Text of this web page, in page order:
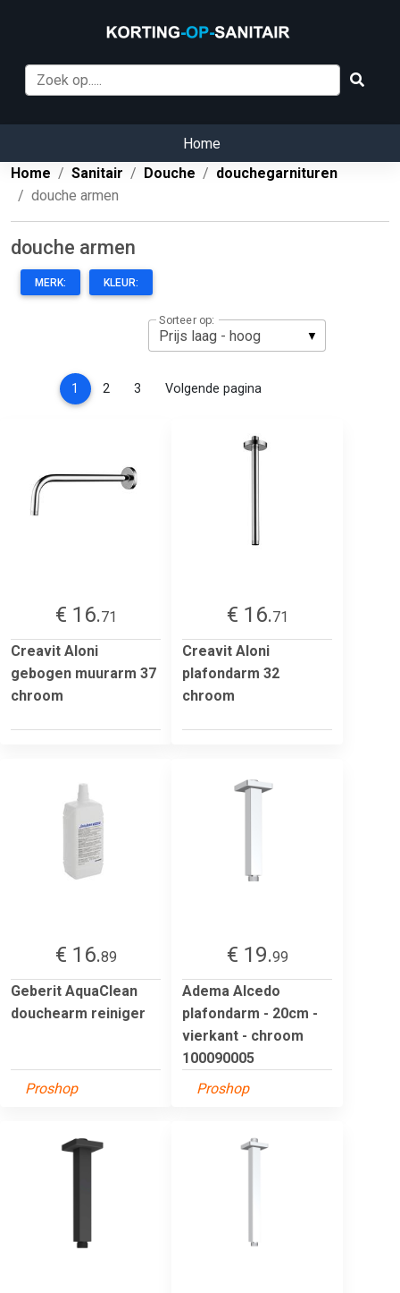
Home
Home
Sanitair Douche
douchegarnituren
douche armen
douche armen
MERK: KLEUR:
Sorteer op:
1 (current)
2 3 Volgende pagina
€ 16.71
Creavit Aloni
gebogen muurarm 37
chroom
€ 16.71
Creavit Aloni
plafondarm 32
chroom
€ 16.89
Geberit AquaClean
douchearm reiniger
Proshop
€ 19.99
Adema Alcedo
plafondarm - 20cm -
vierkant - chroom
100090005
Proshop